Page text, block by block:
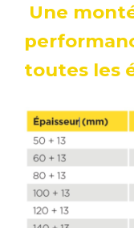
Une
toutes les